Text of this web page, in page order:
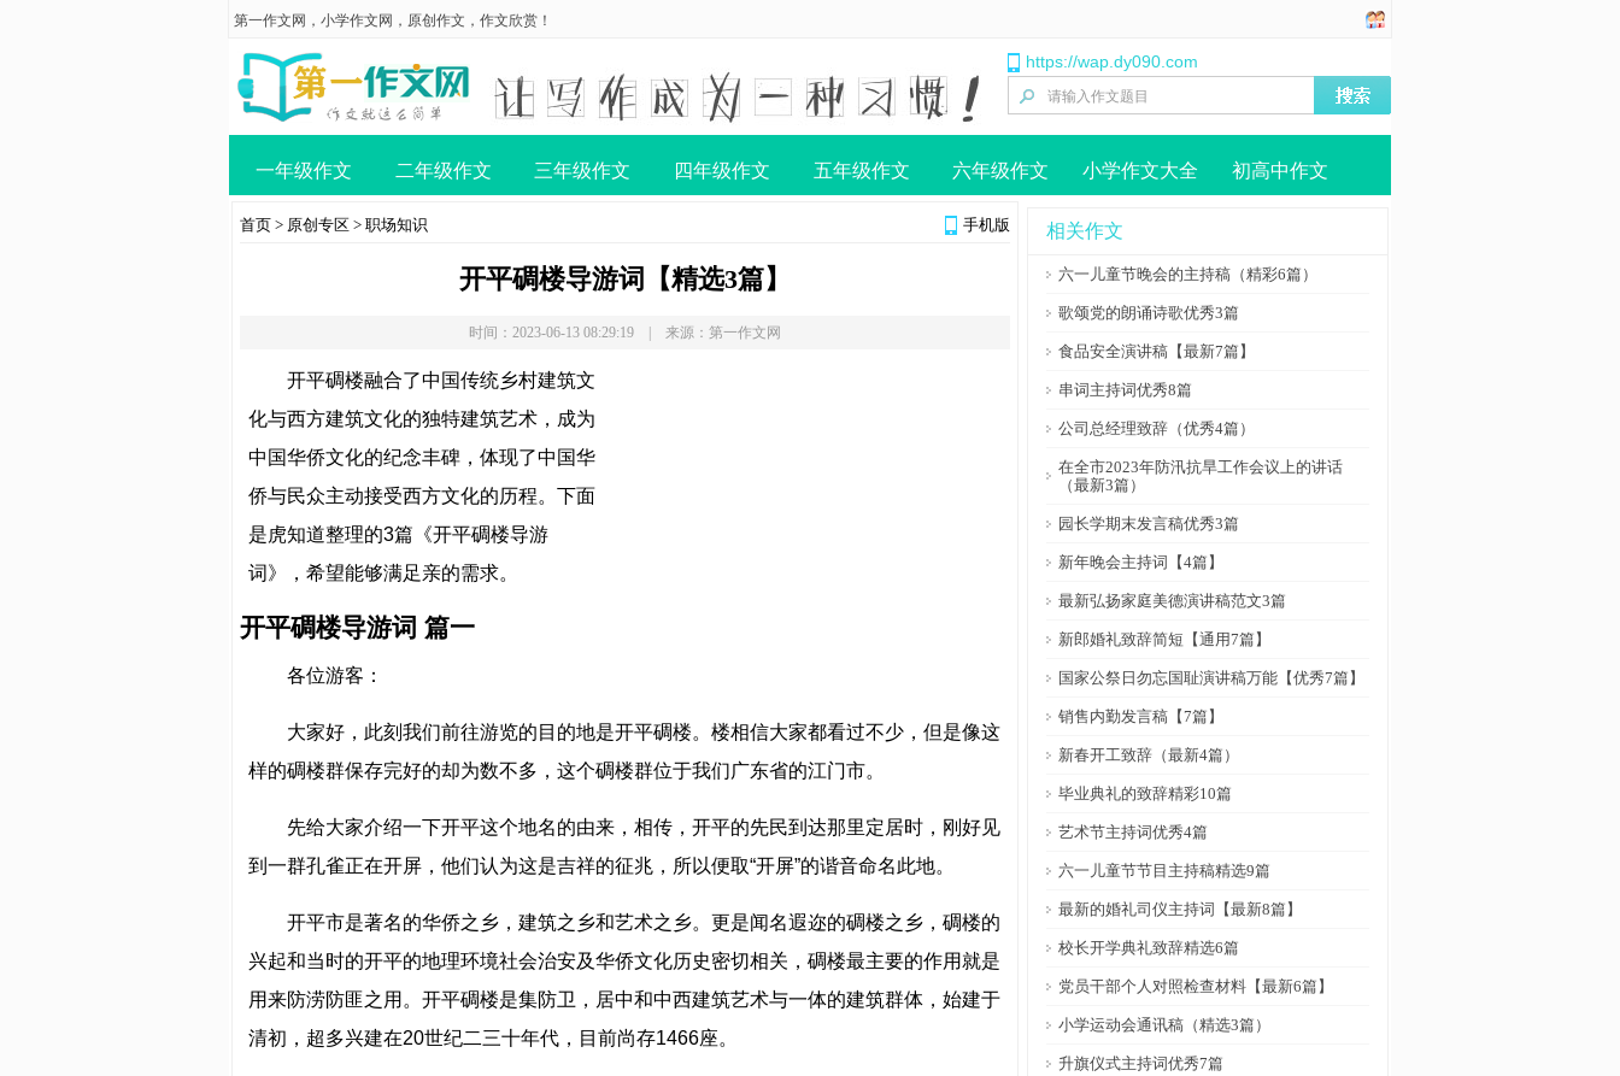
第一作文网 ， 小学作文网 ， 原创作文 ， 作文欣赏 ！
https://wap.dy090.com
一年级作文 二年级作文 三年级作文 四年级作文 五年级作文 六年级作文 小学作文大全 初高中作文
手机版
首页 > 原创专区 > 职场知识
开平碉楼导游词【精选3篇】
时间：2023-06-13 08:29:19 | 来源：第一作文网
开平碉楼融合了中国传统乡村建筑文
化与西方建筑文化的独特建筑艺术，成为
中国华侨文化的纪念丰碑，体现了中国华
侨与民众主动接受西方文化的历程。下面
是虎知道整理的3篇《开平碉楼导游
词》，希望能够满足亲的需求。
开平碉楼导游词 篇一
各位游客：
大家好，此刻我们前往游览的目的地是开平碉楼。楼相信大家都看过不少，但是像这
样的碉楼群保存完好的却为数不多，这个碉楼群位于我们广东省的江门市。
先给大家介绍一下开平这个地名的由来，相传，开平的先民到达那里定居时，刚好见
到一群孔雀正在开屏，他们认为这是吉祥的征兆，所以便取“开屏”的谐音命名此地。
开平市是著名的华侨之乡，建筑之乡和艺术之乡。更是闻名遐迩的碉楼之乡，碉楼的
兴起和当时的开平的地理环境社会治安及华侨文化历史密切相关，碉楼最主要的作用就是
用来防涝防匪之用。开平碉楼是集防卫，居中和中西建筑艺术与一体的建筑群体，始建于
清初，超多兴建在20世纪二三十年代，目前尚存1466座。
相关作文
六一儿童节晚会的主持稿（精彩6篇）
歌颂党的朗诵诗歌优秀3篇
食品安全演讲稿【最新7篇】
串词主持词优秀8篇
公司总经理致辞（优秀4篇）
在全市2023年防汛抗旱工作会议上的讲话
（最新3篇）
园长学期末发言稿优秀3篇
新年晚会主持词【4篇】
最新弘扬家庭美德演讲稿范文3篇
新郎婚礼致辞简短【通用7篇】
国家公祭日勿忘国耻演讲稿万能【优秀7篇】
销售内勤发言稿【7篇】
新春开工致辞（最新4篇）
毕业典礼的致辞精彩10篇
艺术节主持词优秀4篇
六一儿童节节目主持稿精选9篇
最新的婚礼司仪主持词【最新8篇】
校长开学典礼致辞精选6篇
党员干部个人对照检查材料【最新6篇】
小学运动会通讯稿（精选3篇）
升旗仪式主持词优秀7篇